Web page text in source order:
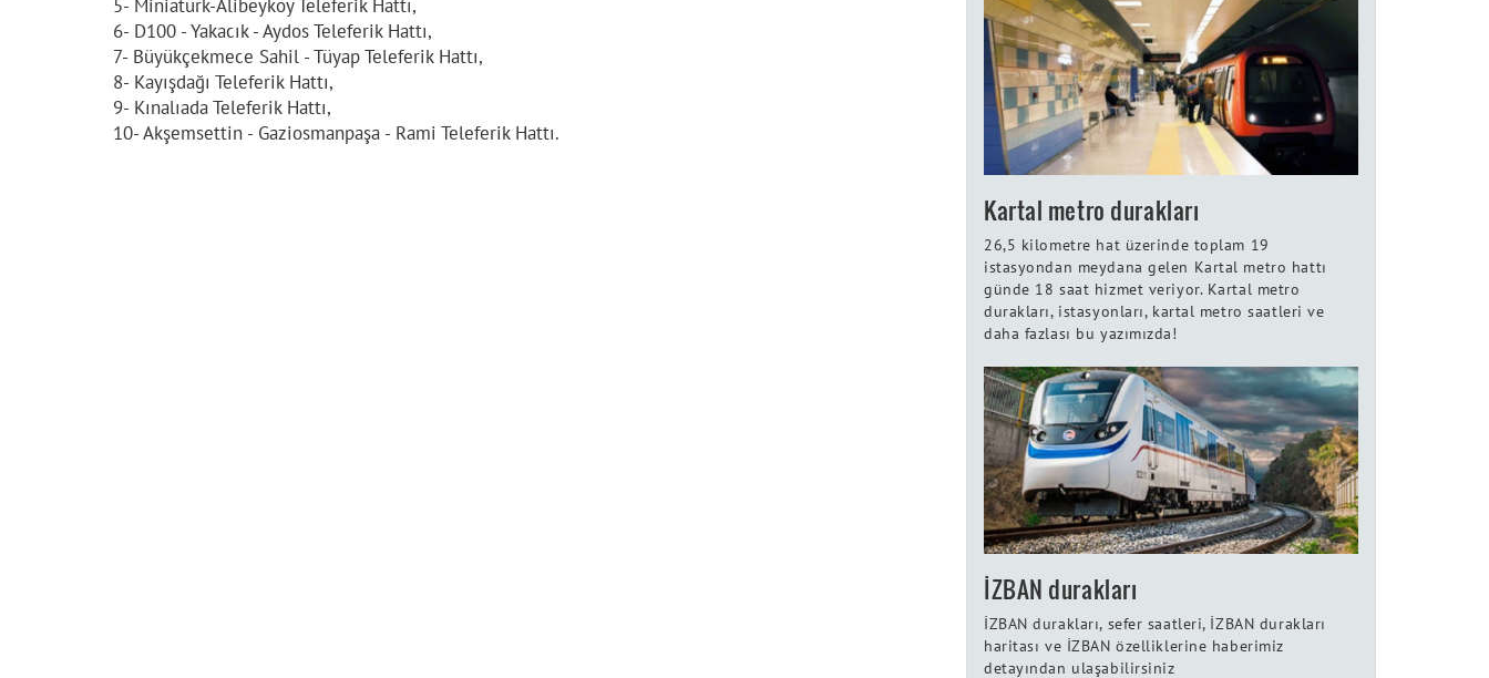
5- Miniatürk-Alibeyköy Teleferik Hattı,
6- D100 - Yakacık - Aydos Teleferik Hattı,
7- Büyükçekmece Sahil - Tüyap Teleferik Hattı,
8- Kayışdağı Teleferik Hattı,
9- Kınalıada Teleferik Hattı,
10- Akşemsettin - Gaziosmanpaşa - Rami Teleferik Hattı.
Kartal metro durakları
26,5 kilometre hat üzerinde toplam 19
istasyondan meydana gelen Kartal metro hattı
günde 18 saat hizmet veriyor. Kartal metro
durakları, istasyonları, kartal metro saatleri ve
daha fazlası bu yazımızda!
İZBAN durakları
İZBAN durakları, sefer saatleri, İZBAN durakları
haritası ve İZBAN özelliklerine haberimiz
detayından ulaşabilirsiniz